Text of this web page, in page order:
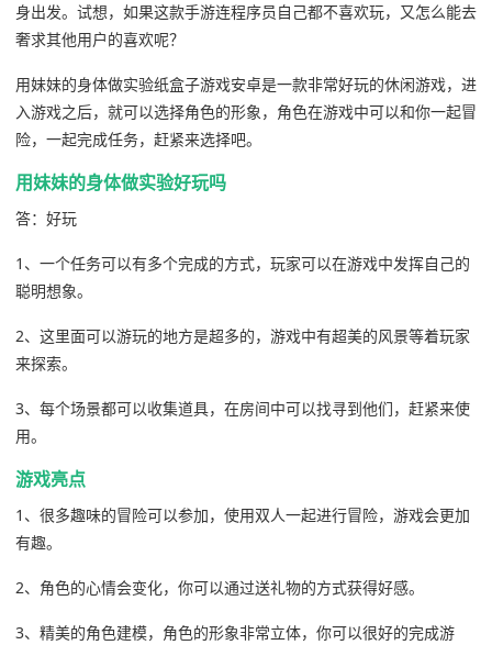
身出发。试想，如果这款手游连程序员自己都不喜欢玩，又怎么能去
奢求其他用户的喜欢呢？
用妹妹的身体做实验纸盒子游戏安卓是一款非常好玩的休闲游戏，进
入游戏之后，就可以选择角色的形象，角色在游戏中可以和你一起冒
险，一起完成任务，赶紧来选择吧。
用妹妹的身体做实验好玩吗
答：好玩
1、一个任务可以有多个完成的方式，玩家可以在游戏中发挥自己的
聪明想象。
2、这里面可以游玩的地方是超多的，游戏中有超美的风景等着玩家
来探索。
3、每个场景都可以收集道具，在房间中可以找寻到他们，赶紧来使
用。
游戏亮点
1、很多趣味的冒险可以参加，使用双人一起进行冒险，游戏会更加
有趣。
2、角色的心情会变化，你可以通过送礼物的方式获得好感。
3、精美的角色建模，角色的形象非常立体，你可以很好的完成游